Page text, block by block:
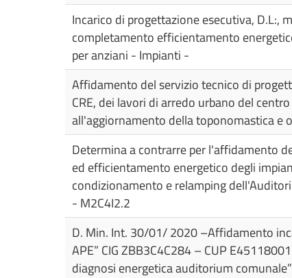
Incarico di progettazione esecutiva, D.L:,
completamento efficientamento
per anziani - Impianti -
Affidamento del servizio tecnico di
CRE, dei lavori di arredo urbano del
all'aggiornamento della toponomastica e
Determina a contrarre per l'affidamento
ed efficientamento energetico degli
condizionamento e relamping
- M2C4I2.2
D. Min. Int. 30/01/ 2020 –Affidamento
APE” CIG ZBB3C4C284 – CUP
diagnosi energetica auditorium comunale”